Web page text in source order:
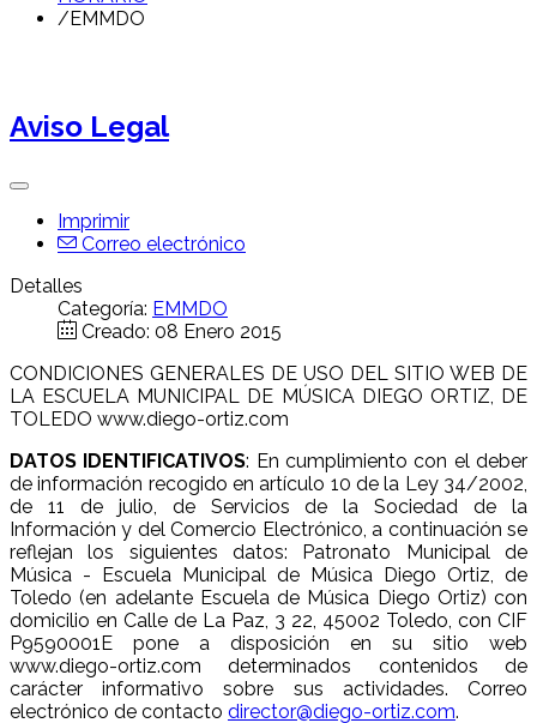
/EMMDO
Aviso Legal
Imprimir
Correo electrónico
Detalles
Categoría: EMMDO
Creado: 08 Enero 2015
CONDICIONES GENERALES DE USO DEL SITIO WEB DE
LA ESCUELA MUNICIPAL DE MÚSICA DIEGO ORTIZ, DE
TOLEDO www.diego-ortiz.com
DATOS IDENTIFICATIVOS: En cumplimiento con el deber
de información recogido en artículo 10 de la Ley 34/2002,
de 11 de julio, de Servicios de la Sociedad de la
Información y del Comercio Electrónico, a continuación se
reflejan los siguientes datos: Patronato Municipal de
Música - Escuela Municipal de Música Diego Ortiz, de
Toledo (en adelante Escuela de Música Diego Ortiz) con
domicilio en Calle de La Paz, 3 22, 45002 Toledo, con CIF
P9590001E pone a disposición en su sitio web
www.diego-ortiz.com determinados contenidos de
carácter informativo sobre sus actividades. Correo
electrónico de contacto director@diego-ortiz.com.